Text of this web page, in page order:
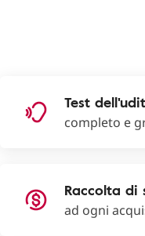
Test
completo e
Raccolta di
ad ogni